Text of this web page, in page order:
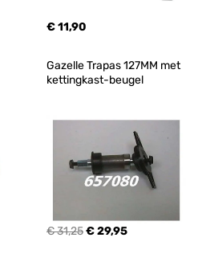
€ 11,90
Gazelle Trapas 127MM met
kettingkast-beugel
€ 31,25€ 29,95